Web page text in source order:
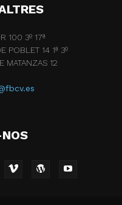
100 3º 17ª
POBLET 14 1ª 3º
MATANZAS 12